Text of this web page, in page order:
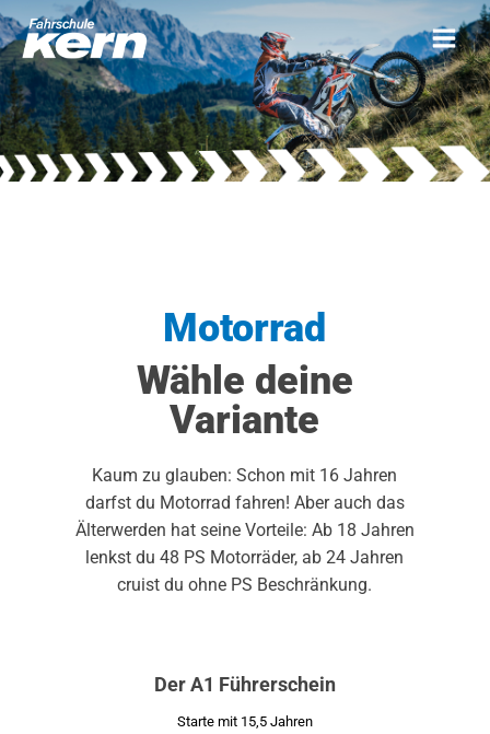
Motorrad
Wähle deine
Variante
Kaum zu glauben: Schon mit 16 Jahren
darfst du Motorrad fahren! Aber auch das
Älterwerden hat seine Vorteile: Ab 18 Jahren
lenkst du 48 PS Motorräder, ab 24 Jahren
cruist du ohne PS Beschränkung.
Der A1 Führerschein
Starte mit 15,5 Jahren